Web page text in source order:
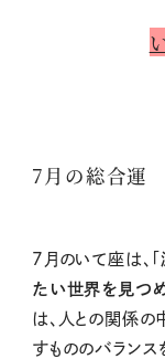
7月の総合運
7月のいて座は、「
たい世界を見つ
は、人との関係の
すもののバランス